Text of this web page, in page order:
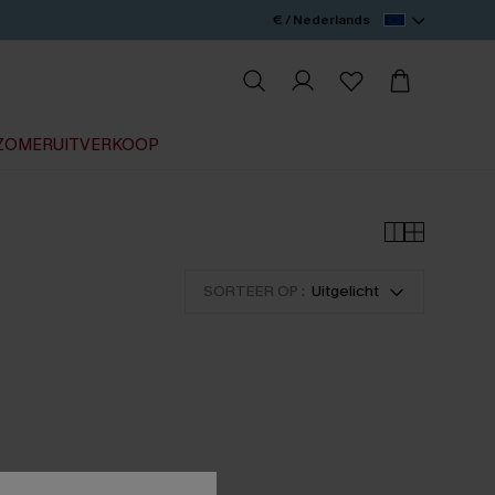
€ / Nederlands
SORTEER OP : Uitgelicht